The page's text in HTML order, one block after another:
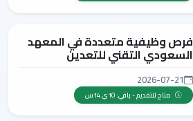
فرص وظيفية متعددة في المعهد
السعودي التقني للتعدين
2026-07-21
متاح للتقديم - باقي: 10ي 14س